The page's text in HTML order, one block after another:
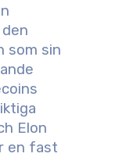
som sin
Elon
en fast